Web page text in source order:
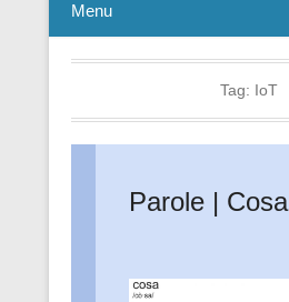
Menu
Tag: IoT
Parole | Cosa